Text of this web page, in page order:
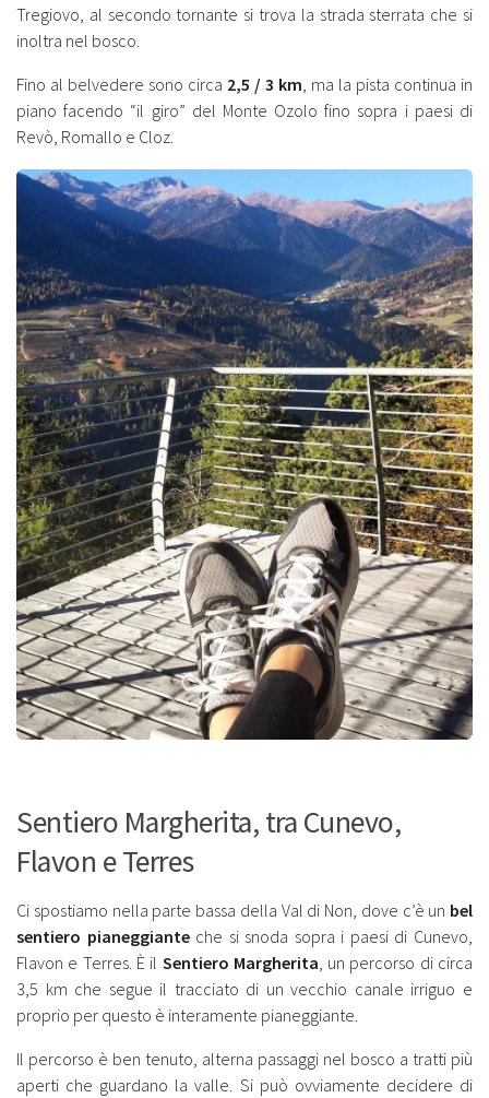
Tregiovo, al secondo tornante si trova la strada sterrata che si
inoltra nel bosco.
Fino al belvedere sono circa 2,5 / 3 km , ma la pista continua in
piano facendo “il giro” del Monte Ozolo fino sopra i paesi di
Revò, Romallo e Cloz.
Sentiero Margherita, tra Cunevo,
Flavon e Terres
Ci spostiamo nella parte bassa della Val di Non, dove c’è un bel
sentiero pianeggianteche si snoda sopra i paesi di Cunevo,
Flavon e Terres. È il Sentiero Margherita, un percorso di circa
3,5 km che segue il tracciato di un vecchio canale irriguo e
proprio per questo è interamente pianeggiante.
Il percorso è ben tenuto, alterna passaggi nel bosco a tratti più
aperti che guardano la valle. Si può ovviamente decidere di